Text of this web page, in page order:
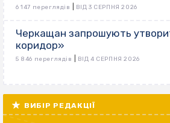
6 147 переглядів ВІД 3 СЕРПНЯ 2026
Черкащан запрошують
коридор»
5 846 переглядів ВІД 4 СЕРПНЯ 2026
ВИБІР РЕДАКЦІЇ